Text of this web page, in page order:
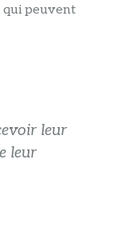
qui peuvent
leur
leur